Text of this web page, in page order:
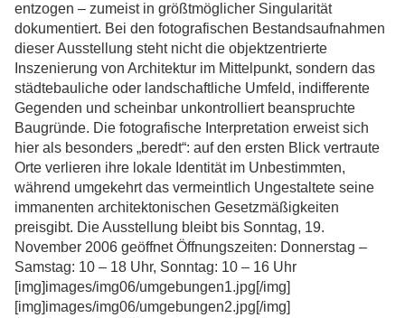
entzogen – zumeist in größtmöglicher Singularität
dokumentiert. Bei den fotografischen Bestandsaufnahmen
dieser Ausstellung steht nicht die objektzentrierte
Inszenierung von Architektur im Mittelpunkt, sondern das
städtebauliche oder landschaftliche Umfeld, indifferente
Gegenden und scheinbar unkontrolliert beanspruchte
Baugründe. Die fotografische Interpretation erweist sich
hier als besonders „beredt“: auf den ersten Blick vertraute
Orte verlieren ihre lokale Identität im Unbestimmten,
während umgekehrt das vermeintlich Ungestaltete seine
immanenten architektonischen Gesetzmäßigkeiten
preisgibt. Die Ausstellung bleibt bis Sonntag, 19.
November 2006 geöffnet Öffnungszeiten: Donnerstag –
Samstag: 10 – 18 Uhr, Sonntag: 10 – 16 Uhr
[img]images/img06/umgebungen1.jpg[/img]
[img]images/img06/umgebungen2.jpg[/img]